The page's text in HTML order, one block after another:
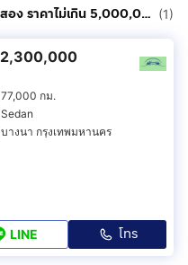
รถยนต์ Maserati Quattroporte มือสอง ราคาไม่เกิน 5,000,000฿ (1)
2,300,000
77,000 กม.
Sedan
บางนา กรุงเทพมหานคร
LINE โทร